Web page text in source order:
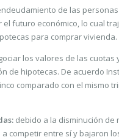
de las
futuro económico, lo cual
para comprar vivienda.
los valores de las cuotas
hipotecas. De acuerdo
comparado con el mismo
debido a la disminución
competir entre sí y bajaron